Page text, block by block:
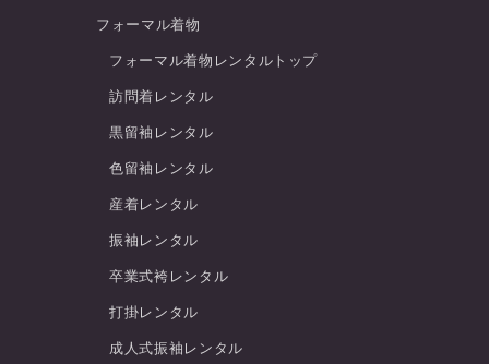
フォーマル着物
フォーマル着物レンタルトップ
訪問着レンタル
黒留袖レンタル
色留袖レンタル
産着レンタル
振袖レンタル
卒業式袴レンタル
打掛レンタル
成人式振袖レンタル